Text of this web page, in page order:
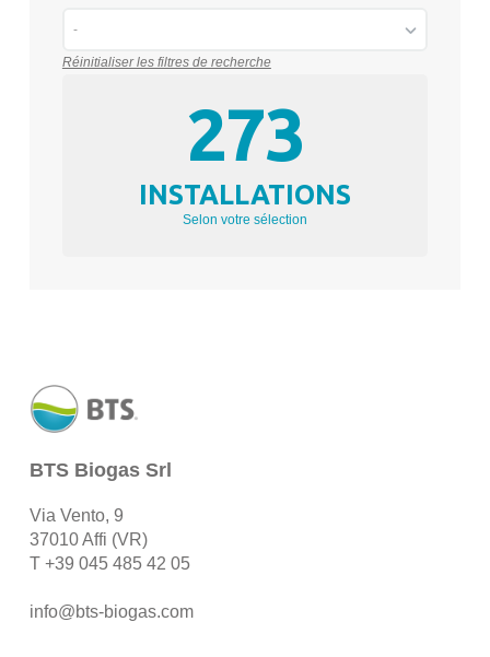
-
Réinitialiser les filtres de recherche
273
INSTALLATIONS
Selon votre sélection
BTS Biogas Srl
Via Vento, 9
37010 Affi (VR)
T +39 045 485 42 05
info@bts-biogas.com